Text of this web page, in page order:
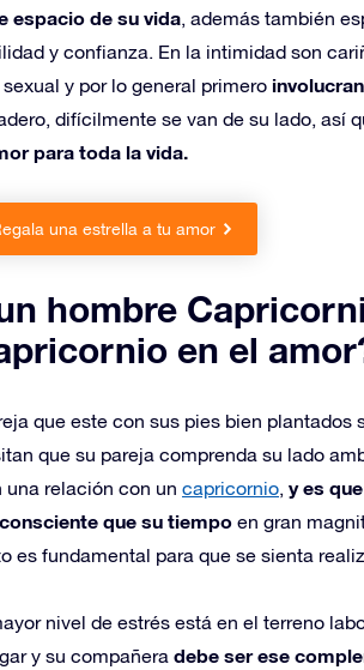
espacio de su vida, además también
y confianza. En la intimidad son
y por lo general primero
difícilmente se van de su lado, así
para toda la vida.
una estrella a tu amor
hombre
en el
que este con sus pies bien plantados
que su pareja comprenda su lado
una relación con un capricornio, y es
que su tiempo en gran
es fundamental para que se sienta
nivel de estrés está en el terreno
y su compañera debe ser ese